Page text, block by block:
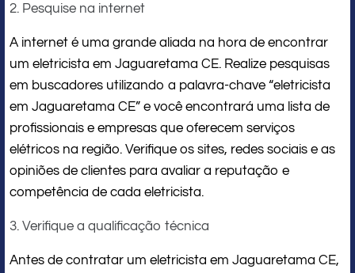
2. Pesquise na internet
A internet é uma grande aliada na hora de encontrar
um eletricista em Jaguaretama CE. Realize pesquisas
em buscadores utilizando a palavra-chave “eletricista
em Jaguaretama CE” e você encontrará uma lista de
profissionais e empresas que oferecem serviços
elétricos na região. Verifique os sites, redes sociais e as
opiniões de clientes para avaliar a reputação e
competência de cada eletricista.
3. Verifique a qualificação técnica
Antes de contratar um eletricista em Jaguaretama CE,